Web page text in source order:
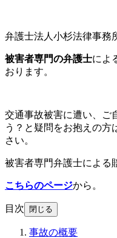
弁護士法人小杉法律事務
被害者専門の弁護士によ
おります。
交通事故被害に遭い、ご
う？と疑問をお抱えの方
さい。
被害者専門弁護士による
こちらのページから。
目次 閉じる
事故の概要